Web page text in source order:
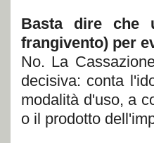
Basta dire che
frangivento) per
No. La
decisiva: conta
modalità d'uso, a
o il prodotto